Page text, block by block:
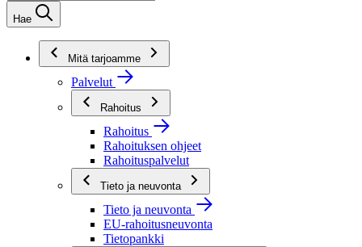
Hae
Mitä tarjoamme
Palvelut
Rahoitus
Rahoitus
Rahoituksen ohjeet
Rahoituspalvelut
Tieto ja neuvonta
Tieto ja neuvonta
EU-rahoitusneuvonta
Tietopankki